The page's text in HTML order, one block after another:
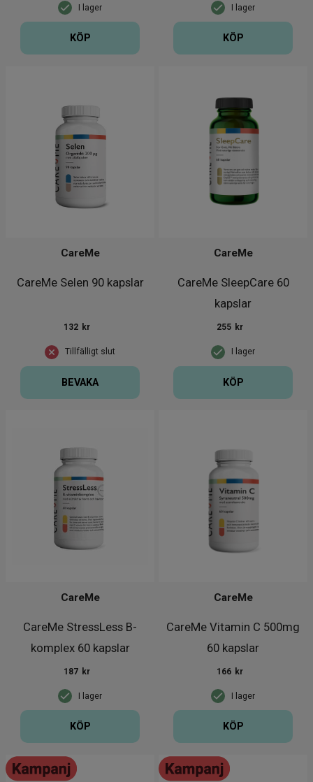
I lager
KÖP
I lager
KÖP
CareMe Selen 90 kapslar
CareMe
Tillfälligt slut
132 kr
BEVAKA
CareMe SleepCare 60
kapslar
CareMe
I lager
255 kr
KÖP
CareMe StressLess B-
komplex 60 kapslar
CareMe
I lager
187 kr
KÖP
CareMe Vitamin C 500mg
60 kapslar
CareMe
I lager
166 kr
KÖP